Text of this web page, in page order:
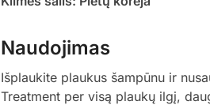
Naudojimas
Išplaukite plaukus šampūnu ir
Treatment per visą plaukų ilgį,